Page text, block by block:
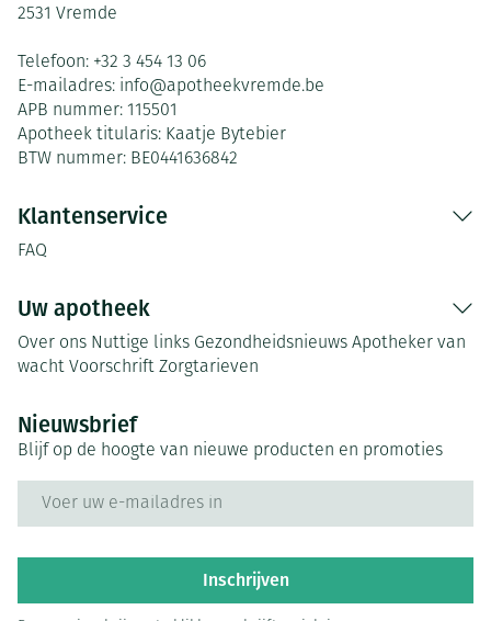
2531 Vremde
Telefoon: +32 3 454 13 06
E-mailadres: info@apotheekvremde.be
APB nummer: 115501
Apotheek titularis: Kaatje Bytebier
BTW nummer: BE0441636842
Klantenservice
FAQ
Uw apotheek
Over ons Nuttige links Gezondheidsnieuws Apotheker van
wacht Voorschrift Zorgtarieven
Nieuwsbrief
Blijf op de hoogte van nieuwe producten en promoties
Inschrijven